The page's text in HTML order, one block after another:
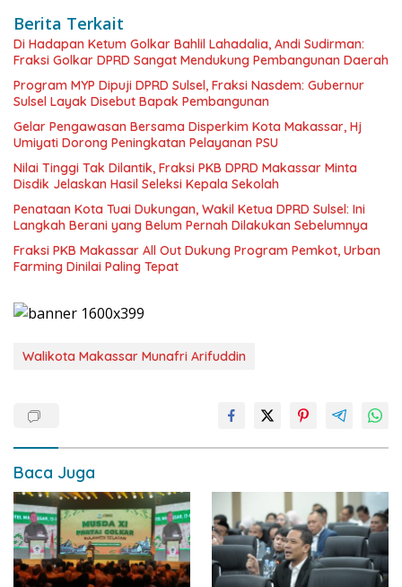
Berita Terkait
Di Hadapan Ketum Golkar Bahlil Lahadalia, Andi Sudirman:
Fraksi Golkar DPRD Sangat Mendukung Pembangunan Daerah
Program MYP Dipuji DPRD Sulsel, Fraksi Nasdem: Gubernur
Sulsel Layak Disebut Bapak Pembangunan
Gelar Pengawasan Bersama Disperkim Kota Makassar, Hj
Umiyati Dorong Peningkatan Pelayanan PSU
Nilai Tinggi Tak Dilantik, Fraksi PKB DPRD Makassar Minta
Disdik Jelaskan Hasil Seleksi Kepala Sekolah
Penataan Kota Tuai Dukungan, Wakil Ketua DPRD Sulsel: Ini
Langkah Berani yang Belum Pernah Dilakukan Sebelumnya
Fraksi PKB Makassar All Out Dukung Program Pemkot, Urban
Farming Dinilai Paling Tepat
Walikota Makassar Munafri Arifuddin
Baca Juga